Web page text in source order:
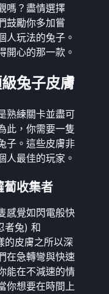
嗎？盡情選擇
鼓勵你多加嘗
人玩法的兔子。
開心的那一款。
兔子皮膚
熟練關卡並盡可
此，你需要一隻
子。這些皮膚非
人最佳的玩家。
蔔收集者
感覺如閃電般快
者兔) 和
的皮膚之所以深
在急轉彎與快速
能在不減速的情
你想要在時間上